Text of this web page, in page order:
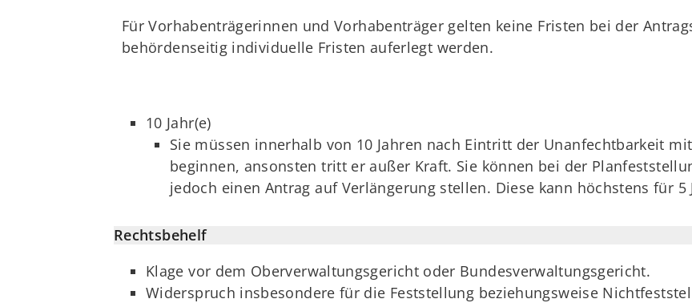
Für Vorhabenträgerinnen und Vorhabenträger gelten keine Fristen bei der
behördenseitig individuelle Fristen auferlegt werden.
10 Jahr(e)
Sie müssen innerhalb von 10 Jahren nach Eintritt der Unanfechtbarkeit
beginnen, ansonsten tritt er außer Kraft. Sie können bei der
jedoch einen Antrag auf Verlängerung stellen. Diese kann höchstens für 5
Rechtsbehelf
Klage vor dem Oberverwaltungsgericht oder Bundesverwaltungsgericht.
Widerspruch insbesondere für die Feststellung beziehungsweise